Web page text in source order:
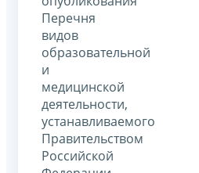
Перечня
видов
образовательной
и
медицинской
деятельности,
устанавливаемого
Правительством
Российской